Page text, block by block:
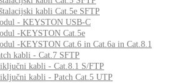
kabli Cat.5e SFTP
- KEYSTON USB-C
-KEYSTON Cat.5e
-KEYSTON Cat.6 in Cat.6a in Cat.8.1
kabli - Cat.7 SFTP
kabli - Cat.8.1 S/FTP
kabli - Patch Cat.5 UTP